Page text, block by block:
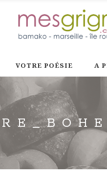
VOTRE POÉSIE A